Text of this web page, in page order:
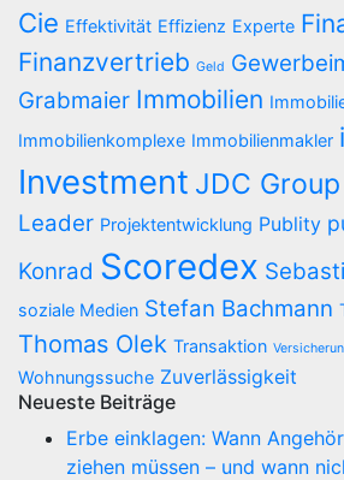
Cie Effektivität Effizienz Experte
Finanzvertrieb Geld
Grabmaier Immobilien
Immobilienkomplexe Immobilienmakler
Investment JDC Group
Leader Projektentwicklung Publity
Konrad Scoredex
soziale Medien Stefan Bachmann
Thomas Olek Transaktion
Wohnungssuche Zuverlässigkeit
Neueste Beiträge
Erbe einklagen: Wann
ziehen müssen – und wann